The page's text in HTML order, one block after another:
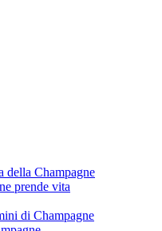
della Champagne
prende vita
di Champagne